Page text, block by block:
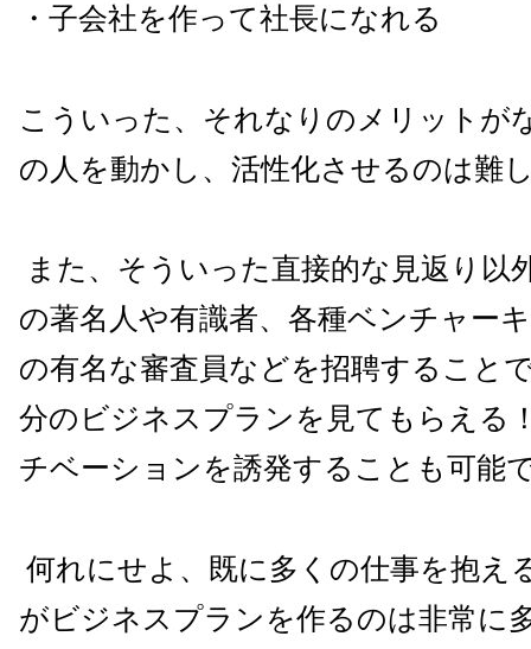
・子会社を作って社長になれる
こういった、それなりのメリットが
の人を動かし、活性化させるのは難
また、そういった直接的な見返り以
の著名人や有識者、各種ベンチャー
の有名な審査員などを招聘すること
分のビジネスプランを見てもらえる
チベーションを誘発することも可能
何れにせよ、既に多くの仕事を抱え
がビジネスプランを作るのは非常に